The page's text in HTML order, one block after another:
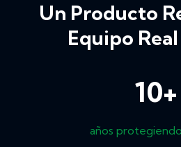
Un Producto
Equipo
10+
años